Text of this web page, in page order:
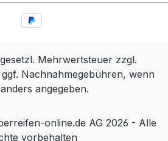
Mehrwertsteuer zzgl.
Nachnahmegebühren, wenn
angegeben.
online.de AG 2026 - Alle
vorbehalten